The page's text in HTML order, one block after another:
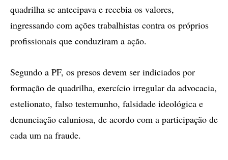
quadrilha se antecipava e recebia os valores,
ingressando com ações trabalhistas contra os próprios
profissionais que conduziram a ação.
Segundo a PF, os presos devem ser indiciados por
formação de quadrilha, exercício irregular da advocacia,
estelionato, falso testemunho, falsidade ideológica e
denunciação caluniosa, de acordo com a participação de
cada um na fraude.